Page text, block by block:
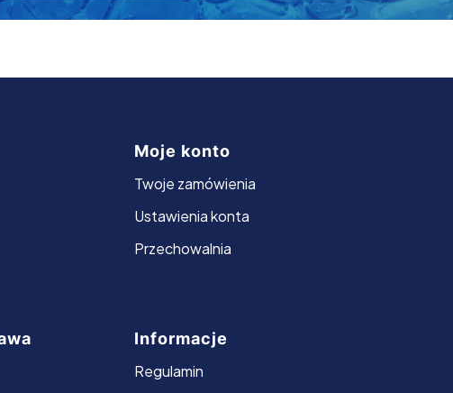
Moje konto
Twoje zamówienia
Ustawienia konta
Przechowalnia
Informacje
Regulamin